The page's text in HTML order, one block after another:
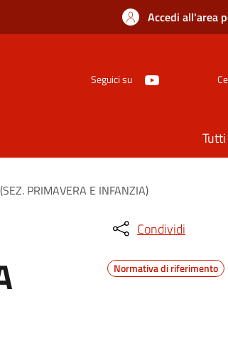
Accedi all'area
Seguici su
PRIMAVERA E INFANZIA)
Condividi
Normativa di riferimento